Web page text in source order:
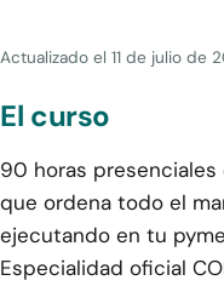
Actualizado el 11 de julio de
El curso
90 horas presenciales
que ordena todo el
ejecutando en tu
Especialidad oficial